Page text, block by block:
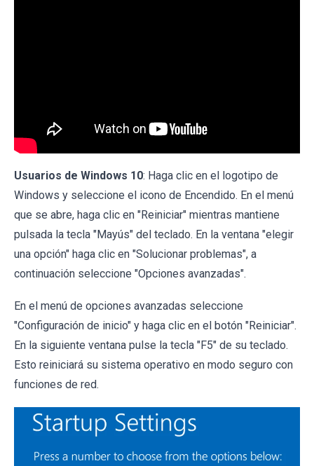
Usuarios de Windows 10: Haga clic en el logotipo de
Windows y seleccione el icono de Encendido. En el menú
que se abre, haga clic en "Reiniciar" mientras mantiene
pulsada la tecla "Mayús" del teclado. En la ventana "elegir
una opción" haga clic en "Solucionar problemas", a
continuación seleccione "Opciones avanzadas".
En el menú de opciones avanzadas seleccione
"Configuración de inicio" y haga clic en el botón "Reiniciar".
En la siguiente ventana pulse la tecla "F5" de su teclado.
Esto reiniciará su sistema operativo en modo seguro con
funciones de red.